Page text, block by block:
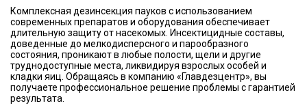
Комплексная дезинсекция пауков с использованием
современных препаратов и оборудования обеспечивает
длительную защиту от насекомых. Инсектицидные составы,
доведенные до мелкодисперсного и парообразного
состояния, проникают в любые полости, щели и другие
труднодоступные места, ликвидируя взрослых особей и
кладки яиц. Обращаясь в компанию «Главдезцентр», вы
получаете профессиональное решение проблемы с гарантией
результата.